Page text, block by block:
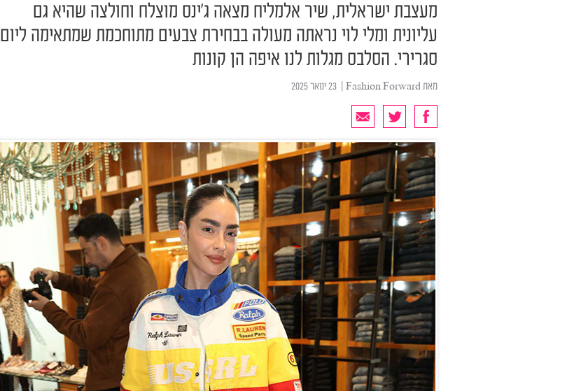
מעצבת ישראלית, שיר אלמליח מצאה ג'ינס מוצלח וחולצה שהיא גם
עליונית ומלי לוי נראתה מעולה בבחירת צבעים מתוחכמת שמתאימה ליום
סגרירי. הסלבס מגלות לנו איפה הן קונות
מאתFashion Forward